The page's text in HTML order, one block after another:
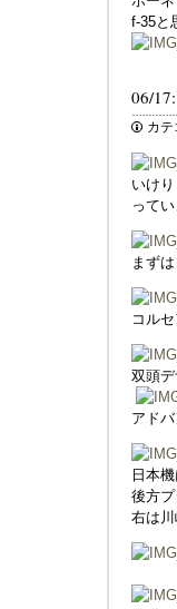
f-35と
06/17:
カテ
いけ
って
まず
コル
双頭
アド
日本
後方
右は